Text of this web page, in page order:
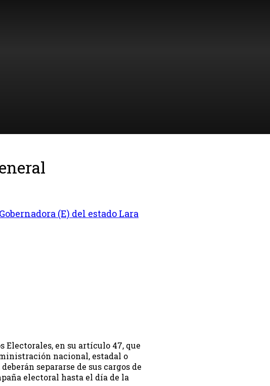
(E) del estado Lara
Electorales, en su artículo 47, que
nacional, estadal o
separarse de sus cargos de
electoral hasta el día de la